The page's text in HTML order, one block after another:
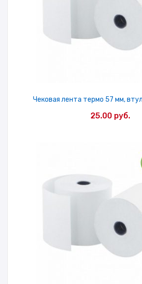
Чековая лента термо 57 мм,
25.00 руб.